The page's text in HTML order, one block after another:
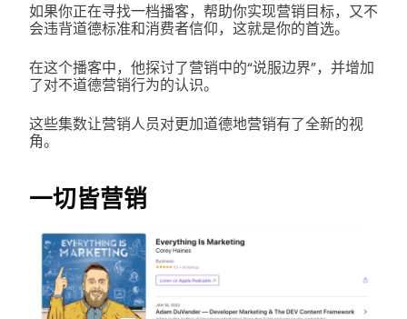
如果你正在寻找一档播客，帮助你实现营销目标，又不
会违背道德标准和消费者信仰，这就是你的首选。
在这个播客中，他探讨了营销中的“说服边界”，并增加
了对不道德营销行为的认识。
这些集数让营销人员对更加道德地营销有了全新的视
角。
一切皆营销